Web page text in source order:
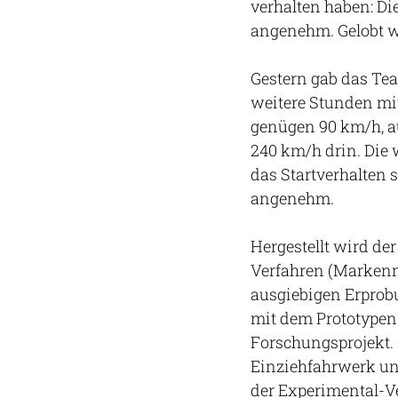
verhalten haben:
angenehm. Gelobt
Gestern gab das
weitere Stunden
genügen 90 km/h,
240 km/h drin. Die
das Startverhalten
angenehm.
Hergestellt wird
Verfahren
ausgiebigen
mit dem
Einziehfahrwerk
der Experimental-